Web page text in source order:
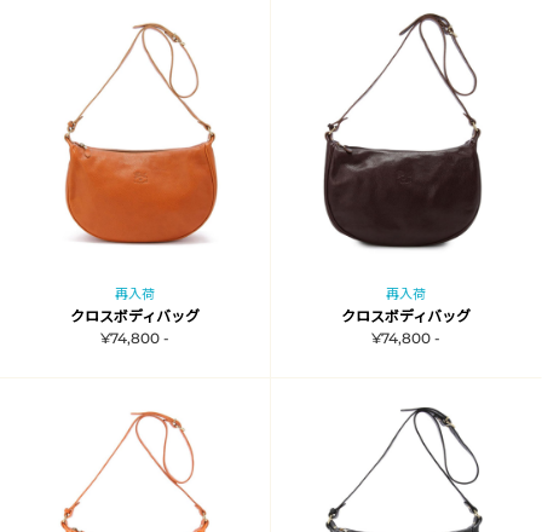
再入荷
クロスボディバッグ
¥74,800 -
再入荷
クロスボディバッグ
¥74,800 -